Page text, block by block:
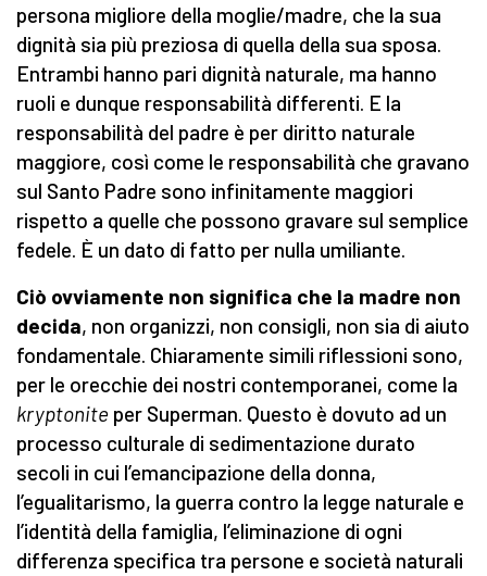
persona migliore della moglie/madre, che la sua
dignità sia più preziosa di quella della sua sposa.
Entrambi hanno pari dignità naturale, ma hanno
ruoli e dunque responsabilità differenti. E la
responsabilità del padre è per diritto naturale
maggiore, così come le responsabilità che gravano
sul Santo Padre sono infinitamente maggiori
rispetto a quelle che possono gravare sul semplice
fedele. È un dato di fatto per nulla umiliante.
Ciò ovviamente non significa che la madre non
decida, non organizzi, non consigli, non sia di aiuto
fondamentale. Chiaramente simili riflessioni sono,
per le orecchie dei nostri contemporanei, come la
kryptonite per Superman. Questo è dovuto ad un
processo culturale di sedimentazione durato
secoli in cui l’emancipazione della donna,
l’egualitarismo, la guerra contro la legge naturale e
l’identità della famiglia, l’eliminazione di ogni
differenza specifica tra persone e società naturali